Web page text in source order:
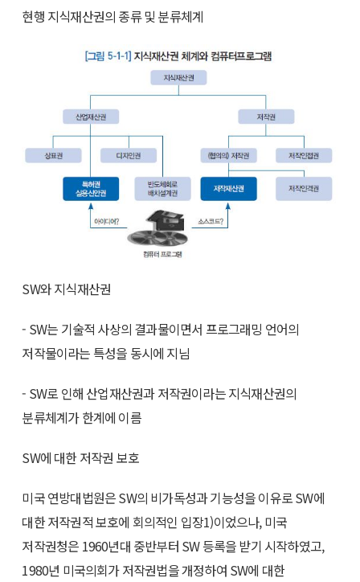
현행 지식재산권의 종류 및 분류체계
SW와 지식재산권
- SW는 기술적 사상의 결과물이면서 프로그래밍 언어의
저작물이라는 특성을 동시에 지님
- SW로 인해 산업재산권과 저작권이라는 지식재산권의
분류체계가 한계에 이름
SW에 대한 저작권 보호
미국 연방대법원은 SW의 비가독성과 기능성을 이유로 SW에
대한 저작권적 보호에 회의적인 입장1)이었으나, 미국
저작권청은 1960년대 중반부터 SW 등록을 받기 시작하였고,
1980년 미국의회가 저작권법을 개정하여 SW에 대한